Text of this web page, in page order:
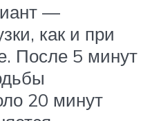
—
как и при
После 5 минут
20 минут